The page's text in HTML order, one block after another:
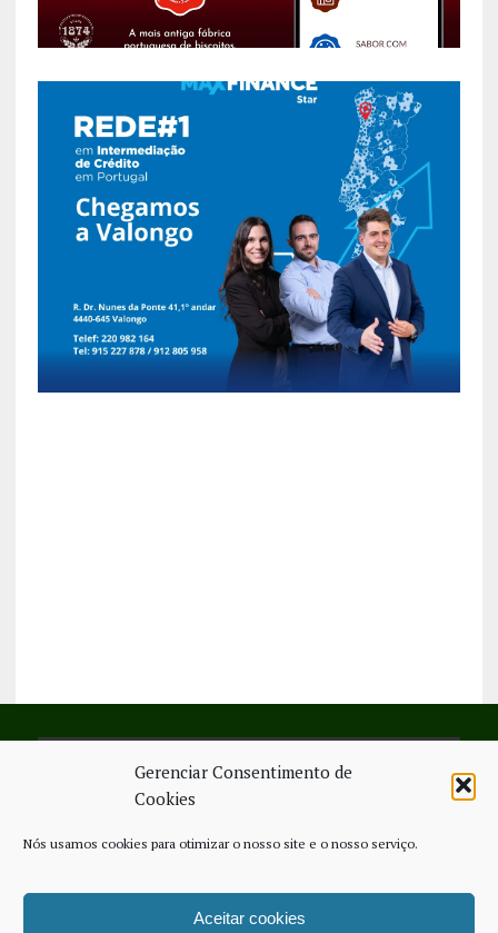
Gerenciar Consentimento de
Cookies
Nós usamos cookies para otimizar o nosso site e o nosso serviço.
Aceitar cookies
SIGA-NOS NO FACEBOOK